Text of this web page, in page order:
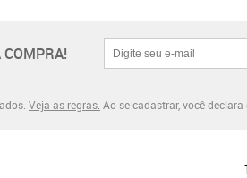
Veja as regras. Ao se cadastrar, você